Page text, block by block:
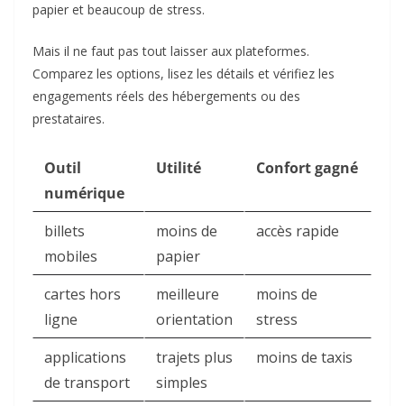
papier et beaucoup de stress.
Mais il ne faut pas tout laisser aux plateformes.
Comparez les options, lisez les détails et vérifiez les
engagements réels des hébergements ou des
prestataires.
Outil
numérique
Utilité Confort gagné
billets
mobiles
moins de
papier
accès rapide
cartes hors
ligne
meilleure
orientation
moins de
stress
applications
de transport
trajets plus
simples
moins de taxis